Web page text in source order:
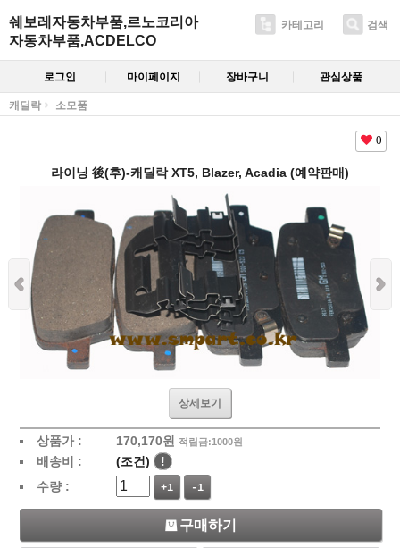
쉐보레자동차부품,르노코리아
자동차부품,ACDELCO
카테고리 검색
로그인 마이페이지 장바구니 관심상품
캐딜락 소모품
0
라이닝 後(후)-캐딜락 XT5, Blazer, Acadia (예약판매)
상세보기
상품가 : 170,170원 적립금:1000원
배송비 : (조건)
!
수량 :
+1 -1
구매하기